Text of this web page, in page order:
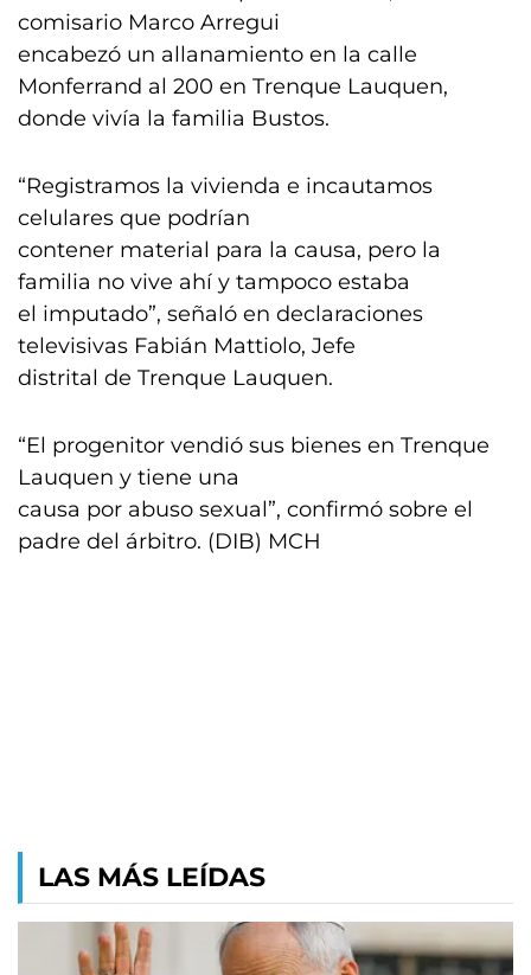
comisario Marco Arregui
encabezó un allanamiento en la calle
Monferrand al 200 en Trenque Lauquen,
donde vivía la familia Bustos.
“Registramos la vivienda e incautamos
celulares que podrían
contener material para la causa, pero la
familia no vive ahí y tampoco estaba
el imputado”, señaló en declaraciones
televisivas Fabián Mattiolo, Jefe
distrital de Trenque Lauquen.
“El progenitor vendió sus bienes en Trenque
Lauquen y tiene una
causa por abuso sexual”, confirmó sobre el
padre del árbitro. (DIB) MCH
LAS MÁS LEÍDAS